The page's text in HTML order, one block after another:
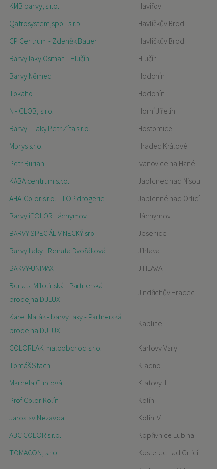
KMB barvy, s.r.o.
Havířov
Qatrosystem,spol. s r.o.
Havlíčkův Brod
CP Centrum - Zdeněk Bauer
Havlíčkův Brod
Barvy laky Osman - Hlučín
Hlučín
Barvy Němec
Hodonín
Tokaho
Hodonín
N - GLOB, s.r.o.
Horní Jiřetín
Barvy - Laky Petr Zíta s.r.o.
Hostomice
Morys s.r.o.
Hradec Králové
Petr Burian
Ivanovice na Hané
KABA centrum s.r.o.
Jablonec nad Nisou
AHA-Color s.r.o. - TOP drogerie
Jablonné nad Orlicí
Barvy iCOLOR Jáchymov
Jáchymov
BARVY SPECIÁL VINECKÝ sro
Jesenice
Barvy Laky - Renata Dvořáková
Jihlava
BARVY-UNIMAX
JIHLAVA
Renata Milotinská - Partnerská
prodejna DULUX
Jindřichův Hradec I
Karel Malák - barvy laky - Partnerská
prodejna DULUX
Kaplice
COLORLAK maloobchod s.r.o.
Karlovy Vary
Tomáš Stach
Kladno
Marcela Cuplová
Klatovy II
ProfiColor Kolín
Kolín
Jaroslav Nezavdal
Kolín IV
ABC COLOR s.r.o.
Kopřivnice Lubina
TOMACON, s.r.o.
Kostelec nad Orlicí